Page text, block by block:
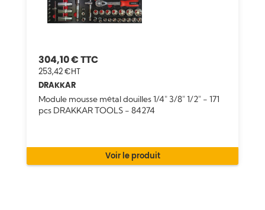
304,10 €
253,42 €
DRAKKAR
Module mousse métal douilles 1/4" 3/8" 1/2" - 171
pcs DRAKKAR TOOLS - 84274
Voir le produit